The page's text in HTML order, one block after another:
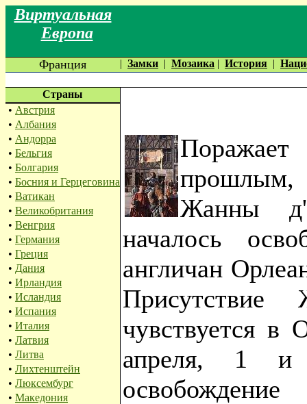
Виртуальная
Европа
Франция | Замки | Мозаика | История |
Страны
• Австрия
• Албания
• Андорра
• Бельгия
• Болгария
• Босния и Герцеговина
• Ватикан
• Великобритания
• Венгрия
• Германия
• Греция
• Дания
• Ирландия
• Исландия
• Испания
• Италия
• Латвия
• Литва
• Лихтенштейн
• Люксембург
• Македония
Поражает
прошлым,
Жанны
началось
англичан
чувствуется в
апреля, 1 и